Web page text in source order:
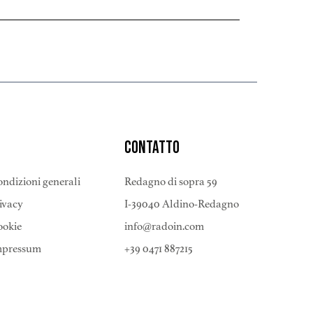
generali
CONTATTO
Redagno di sopra 59
I-39040 Aldino-Redagno
info@radoin.com
+39 0471 887215